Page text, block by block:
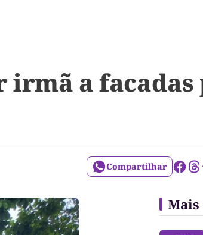
a facadas
Compartilhar
Mais